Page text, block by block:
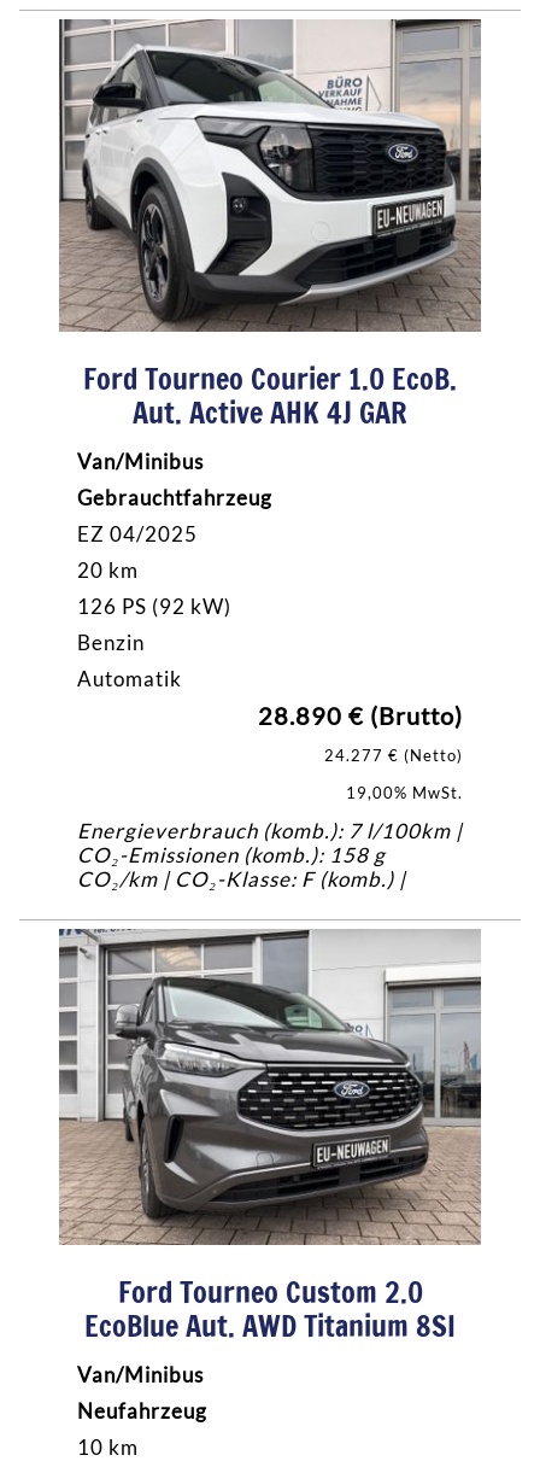
Ford Tourneo Courier 1.0 EcoB.
Aut. Active AHK 4J GAR
Van/Minibus
Gebrauchtfahrzeug
EZ 04/2025
20 km
126 PS (92 kW)
Benzin
Automatik
28.890 € (Brutto)
24.277 € (Netto)
19,00% MwSt.
Energieverbrauch (komb.): 7 l/100km |
CO₂-Emissionen (komb.): 158 g
CO₂/km | CO₂-Klasse: F (komb.) |
Ford Tourneo Custom 2.0
EcoBlue Aut. AWD Titanium 8SI
Van/Minibus
Neufahrzeug
10 km